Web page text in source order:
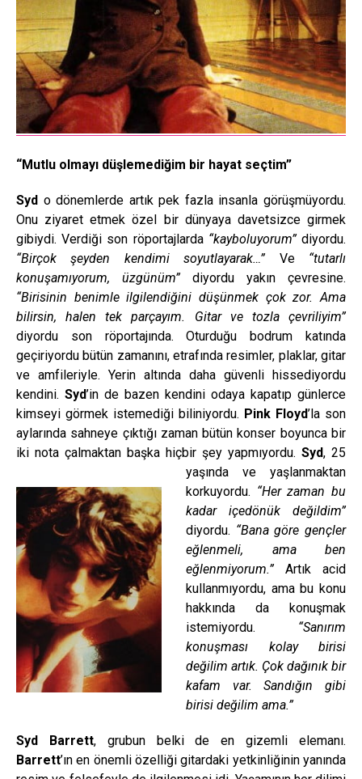
“Mutlu olmayı düşlemediğim bir hayat seçtim”
Syd o dönemlerde artık pek fazla insanla görüşmüyordu.
Onu ziyaret etmek özel bir dünyaya davetsizce girmek
gibiydi. Verdiği son röportajlarda “kayboluyorum”diyordu.
“Birçok şeyden kendimi soyutlayarak…”Ve “tutarlı
konuşamıyorum, üzgünüm”diyordu yakın çevresine.
“Birisinin benimle ilgilendiğini düşünmek çok zor. Ama
bilirsin, halen tek parçayım.
Gitar ve tozla çevriliyim”
diyordu son röportajında. Oturduğu bodrum katında
geçiriyordu bütün zamanını, etrafında resimler, plaklar, gitar
ve amfileriyle. Yerin altında daha güvenli hissediyordu
kendini. Syd’in de bazen kendini odaya kapatıp günlerce
kimseyi görmek istemediği biliniyordu. Pink Floyd’la son
aylarında sahneye çıktığı zaman bütün konser boyunca bir
iki nota çalmaktan başka hiçbir şey yapmıyordu. Syd, 25
yaşında ve yaşlanmaktan
korkuyordu. “Her zaman bu
kadar içedönük değildim”
diyordu. “Bana göre gençler
eğlenmeli, ama ben
eğlenmiyorum.”Artık acid
kullanmıyordu, ama bu konu
hakkında da konuşmak
istemiyordu. “Sanırım
konuşması kolay birisi
değilim artık. Çok dağınık bir
kafam var. Sandığın gibi
birisi değilim ama.”
Syd Barrett, grubun belki de en gizemli elemanı.
Barrett’ın en önemli özelliği gitardaki yetkinliğinin yanında